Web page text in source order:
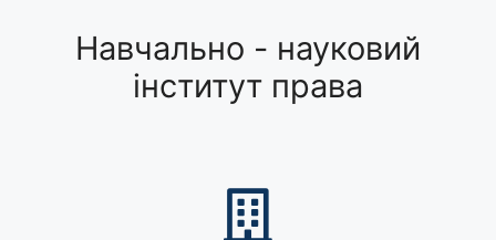
Навчально - науковий
інститут права